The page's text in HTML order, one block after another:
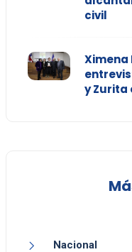
civil
Ximena
y Zurita
Nacional